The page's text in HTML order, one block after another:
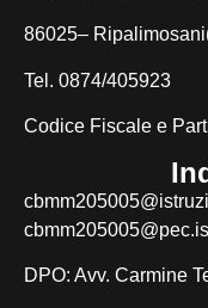
86025–
Tel. 0874/405923
Codice Fiscale e
DPO: Avv. Carmine